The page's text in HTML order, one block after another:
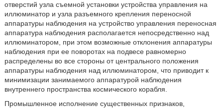
отверстий узла съемной установки устройства управления на
иллюминатор и узла разъемного крепления переносной
аппаратуры наблюдения на устройство управления переносная
аппаратура наблюдения располагается непосредственно над
иллюминатором, при этом возможные отклонения аппаратуры
наблюдения при ее поворотах на подвесе равномерно
распределены во все стороны от центрального положения
аппаратуры наблюдения над иллюминатором, что приводит к
минимизации занимаемого аппаратурой наблюдения
внутреннего пространства космического корабля.
Промышленное исполнение существенных признаков,